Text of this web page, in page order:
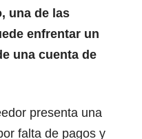
una de las
enfrentar un
una cuenta de
presenta una
falta de pagos y